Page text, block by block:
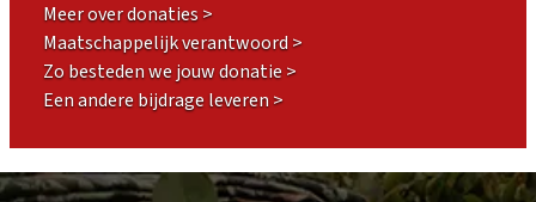
Meer over donaties >
Maatschappelijk verantwoord >
Zo besteden we jouw donatie >
Een andere bijdrage leveren >
Footer